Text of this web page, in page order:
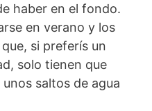
haber en el fondo.
en verano y los
si preferís un
solo tienen que
saltos de agua